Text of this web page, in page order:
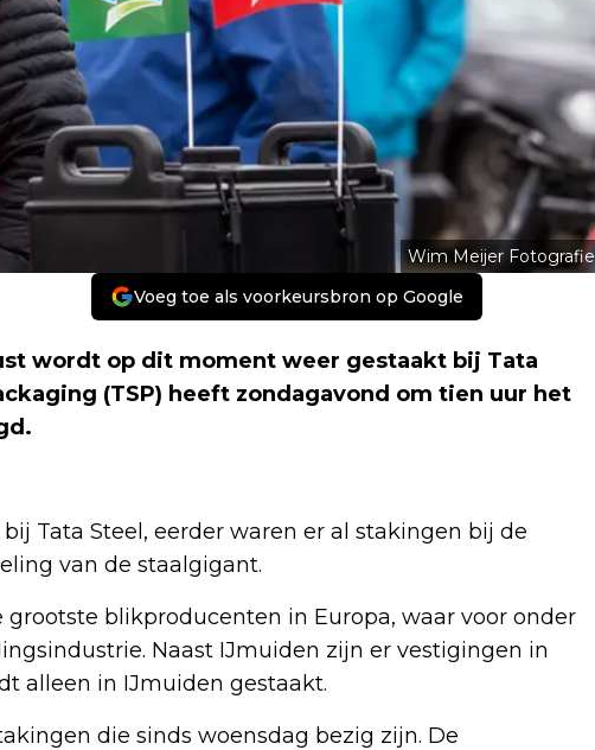
Wim Meijer Fotografie
Voeg toe als voorkeursbron op Google
wordt op dit moment weer gestaakt bij Tata
(TSP) heeft zondagavond om tien uur het
Tata Steel, eerder waren er al stakingen bij de
van de staalgigant.
grootste blikproducenten in Europa, waar voor onder
Naast IJmuiden zijn er vestigingen in
alleen in IJmuiden gestaakt.
die sinds woensdag bezig zijn. De